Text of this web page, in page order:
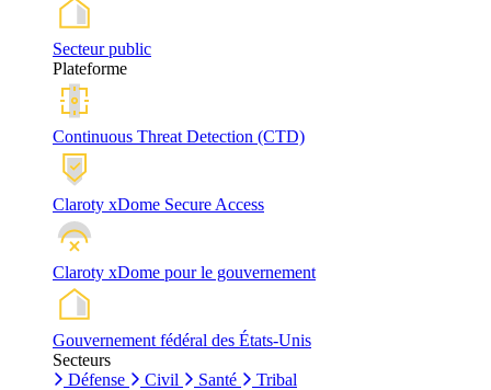
Secteur public
Plateforme
Continuous Threat Detection (CTD)
Claroty xDome Secure Access
Claroty xDome pour le gouvernement
Gouvernement fédéral des États-Unis
Secteurs
Défense
Civil Santé Tribal